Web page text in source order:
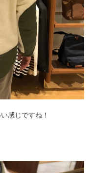
感じですね！